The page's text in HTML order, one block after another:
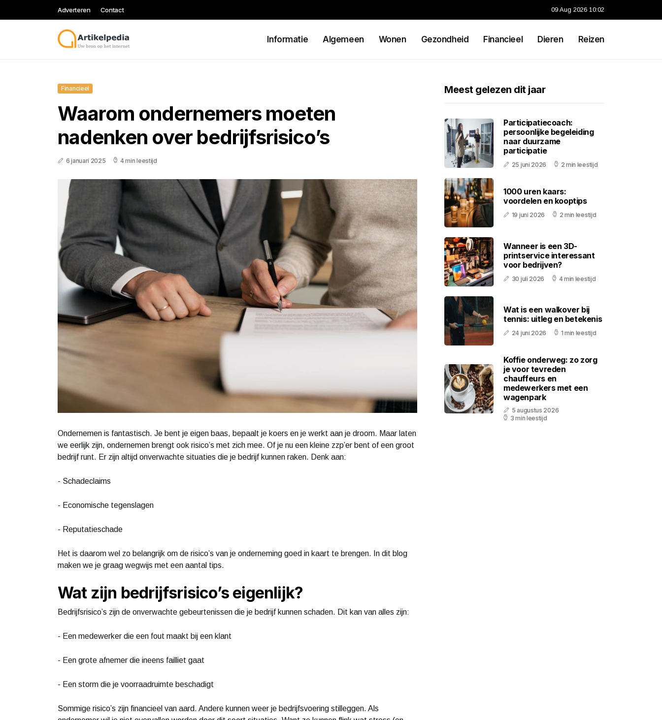
Adverteren Contact 09 Aug 2026 10:02
Informatie Algemeen Wonen Gezondheid Financieel Dieren Reizen
Financieel
Waarom ondernemers moeten
nadenken over bedrijfsrisico’s
6 januari 2025 4 min leestijd
Ondernemen is fantastisch. Je bent je eigen baas, bepaalt je koers en je werkt aan je droom. Maar laten
we eerlijk zijn, ondernemen brengt ook risico’s met zich mee. Of je nu een kleine zzp’er bent of een groot
bedrijf runt. Er zijn altijd onverwachte situaties die je bedrijf kunnen raken. Denk aan:
- Schadeclaims
- Economische tegenslagen
- Reputatieschade
Het is daarom wel zo belangrijk om de risico’s van je onderneming goed in kaart te brengen. In dit blog
maken we je graag wegwijs met een aantal tips.
Wat zijn bedrijfsrisico’s eigenlijk?
Bedrijfsrisico’s zijn de onverwachte gebeurtenissen die je bedrijf kunnen schaden. Dit kan van alles zijn:
- Een medewerker die een fout maakt bij een klant
- Een grote afnemer die ineens failliet gaat
- Een storm die je voorraadruimte beschadigt
Sommige risico’s zijn financieel van aard. Andere kunnen weer je bedrijfsvoering stilleggen. Als
Meest gelezen dit jaar
Participatiecoach:
persoonlijke begeleiding
naar duurzame
participatie
25 juni 2026 2 min leestijd
1000 uren kaars:
voordelen en kooptips
19 juni 2026 2 min leestijd
Wanneer is een 3D-
printservice interessant
voor bedrijven?
30 juli 2026 4 min leestijd
Wat is een walkover bij
tennis: uitleg en betekenis
24 juni 2026 1 min leestijd
Koffie onderweg: zo zorg
je voor tevreden
chauffeurs en
medewerkers met een
wagenpark
5 augustus 2026
3 min leestijd